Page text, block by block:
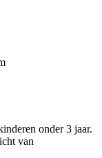
onder 3 jaar.
van